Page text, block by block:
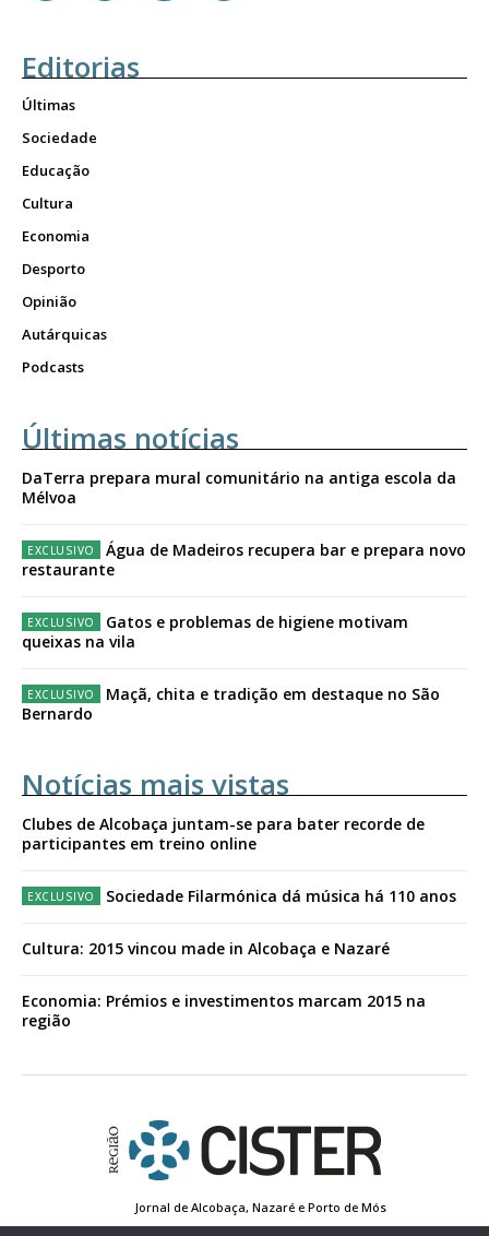
Editorias
Últimas
Sociedade
Educação
Cultura
Economia
Desporto
Opinião
Autárquicas
Podcasts
Últimas notícias
DaTerra prepara mural comunitário na antiga escola da
Mélvoa
Água de Madeiros recupera bar e prepara novo
restaurante
Gatos e problemas de higiene motivam
queixas na vila
Maçã, chita e tradição em destaque no São
Bernardo
Notícias mais vistas
Clubes de Alcobaça juntam-se para bater recorde de
participantes em treino online
Sociedade Filarmónica dá música há 110 anos
Cultura: 2015 vincou made in Alcobaça e Nazaré
Economia: Prémios e investimentos marcam 2015 na
região
Jornal de Alcobaça, Nazaré e Porto de Mós